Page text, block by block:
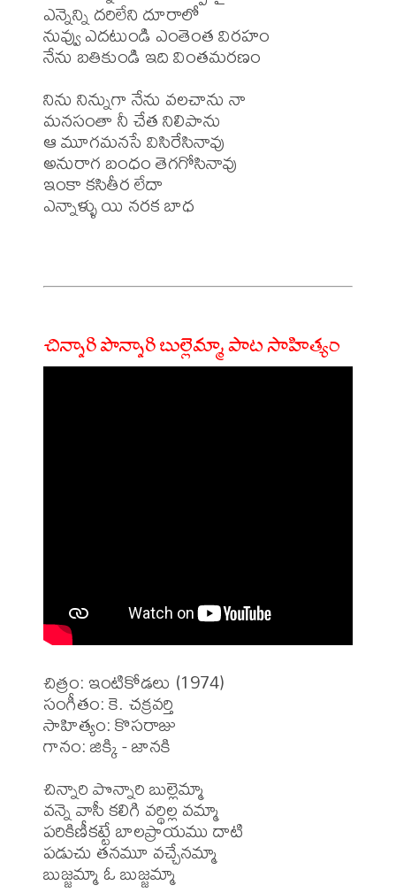
ఎన్నెన్ని దరిలేని దూరాలో
నువ్వు ఎదటుండి ఎంతెంత విరహం
నేను బతికుండి ఇది వింతమరణం
నిను నిన్నుగా నేను వలచాను నా
మనసంతా నీ చేత నిలిపాను
ఆ మూగమనసే విసిరేసినావు
అనురాగ బంధం తెగగోసినావు
ఇంకా కసితీర లేదా
ఎన్నాళ్ళు యి నరక బాధ
చిన్నారి పొన్నారి బుల్లెమ్మా పాట సాహిత్యం
చిత్రం: ఇంటికోడలు (1974)
సంగీతం: కె. చక్రవర్తి
సాహిత్యం: కొసరాజు
గానం: జిక్కి - జానకి
చిన్నారి పొన్నారి బుల్లెమ్మా
వన్నె వాసీ కలిగి వర్థిల్ల వమ్మా
పరికిణీకట్టే బాలప్రాయము దాటి
పడుచు తనమూ వచ్చేనమ్మా
బుజ్జమ్మా ఓ బుజ్జమ్మా